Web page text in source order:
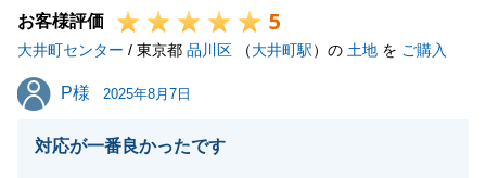
した。
これもひとえに、皆さまのご助力の賜物と深く感謝い
たしております。
ご売却に関してもご満足いただける様精一杯務めさせ
ていただきます。
お客様評価 5
大井町センター / 東京都 品川区 （大井町駅）の 土地 を ご購入
P様
P様 2025年8月7日
対応が一番良かったです